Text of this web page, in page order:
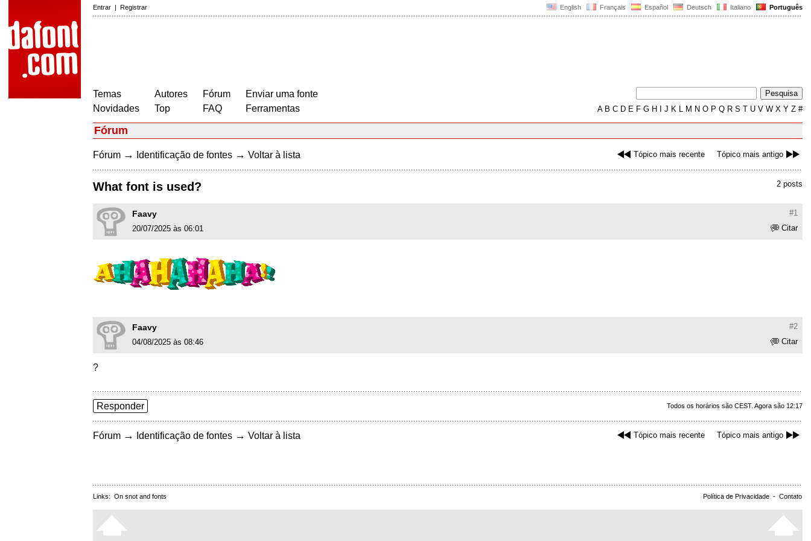
English Français Español Deutsch Italiano Português
Entrar | Registrar
Temas
Novidades
Autores
Top
Fórum
FAQ
Enviar uma fonte
Ferramentas
AB C D E F G H J K L M N O P Q R S T U V W X Y Z #
Fórum
Tópico mais recente Tópico mais antigo
Fórum → Identificação de fontes → Voltar à lista
2 posts
What font is used?
#1
Faavy
Citar
20/07/2025 às 06:01
#2
Faavy
Citar
04/08/2025 às 08:46
?
Todos os horários são CEST. Agora são 12:17
Responder
Tópico mais recente Tópico mais antigo
Fórum → Identificação de fontes → Voltar à lista
Política de Privacidade - Contato
Links: On snot and fonts